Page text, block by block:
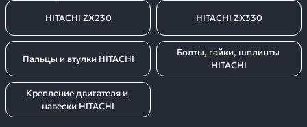
HITACHI ZX230 HITACHI ZX330
Пальцы и втулки HITACHI
Болты, гайки, шплинты
HITACHI
Крепление двигателя и
навески HITACHI